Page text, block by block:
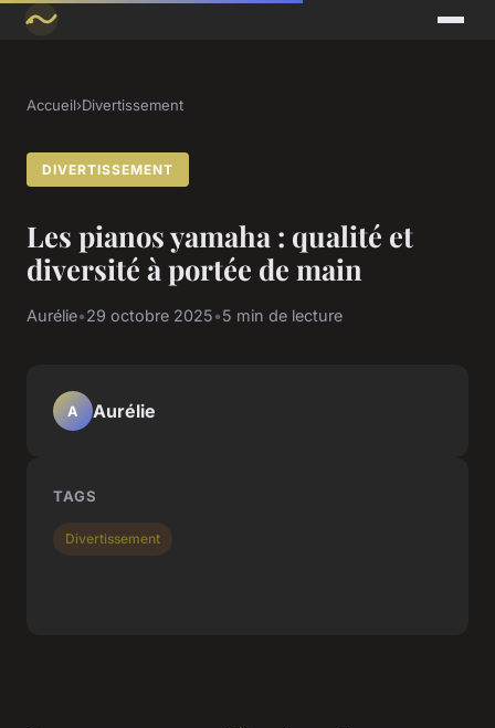
Accueil›Divertissement
DIVERTISSEMENT
Les pianos yamaha : qualité et
diversité à portée de main
Aurélie•29 octobre 2025•5 min de lecture
A Aurélie
TAGS
Divertissement